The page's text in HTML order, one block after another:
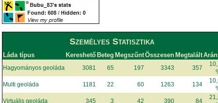
Személyes Statisztika
Láda típus Kereshető Beteg MegszűntÖsszesen Megtalált
Hagyományos geoláda 3081 65 197 3343 357
Multi geoláda
1181 22 60 1263 134
Virtuális geoláda
345 3 42 390 84